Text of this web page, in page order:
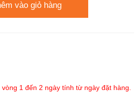
vào giỏ hàng
1 đến 2 ngày tính từ ngày đặt hàng.